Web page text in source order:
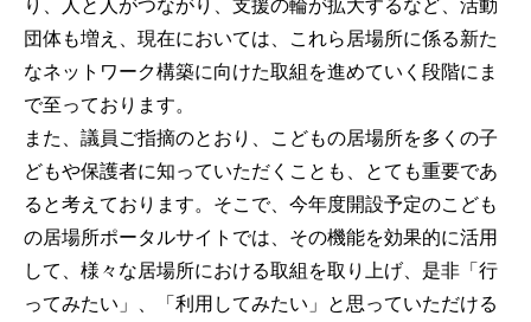
団体も増え、現在においては、これら居場所に係る新た
なネットワーク構築に向けた取組を進めていく段階にま
で至っております。
また、議員ご指摘のとおり、こどもの居場所を多くの子
どもや保護者に知っていただくことも、とても重要であ
ると考えております。そこで、今年度開設予定のこども
の居場所ポータルサイトでは、その機能を効果的に活用
して、様々な居場所における取組を取り上げ、是非「行
ってみたい」、「利用してみたい」と思っていただける